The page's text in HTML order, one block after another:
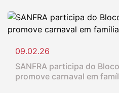
09.02.26
SANFRA participa do
promove carnaval em